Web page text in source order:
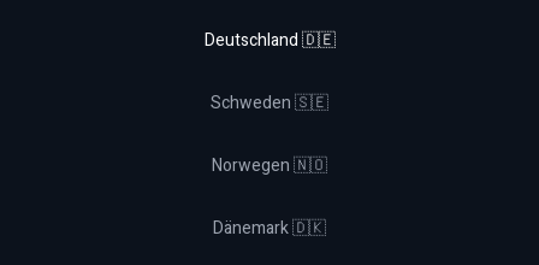
Deutschland 🇩🇪
Schweden 🇸🇪
Norwegen 🇳🇴
Dänemark 🇩🇰